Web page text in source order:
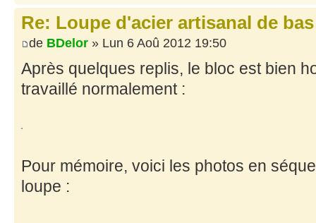
Re: Loupe d'acier artisanal de
de BDelor » Lun 6 Aoû 2012 19:50
Après quelques replis, le bloc est bien
travaillé normalement :
Pour mémoire, voici les photos en
loupe :